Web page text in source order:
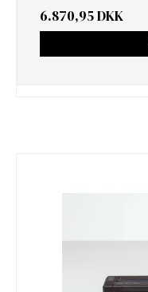
6.870,95 DKK